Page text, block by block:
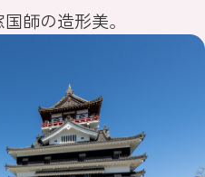
師の造形美。